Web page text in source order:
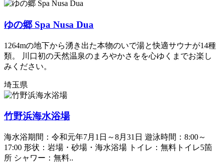
ゆの郷 Spa Nusa Dua
1264mの地下から湧き出た本物のいで湯と快適サウナが14種
類。 川口初の天然温泉のまろやかさをを心ゆくまでお楽し
みください。
埼玉県
竹野浜海水浴場
海水浴期間：令和元年7月1日～8月31日 遊泳時間：8:00～
17:00 形状：岩場・砂場・海水浴場 トイレ：無料トイレ5箇
所 シャワー：無料..